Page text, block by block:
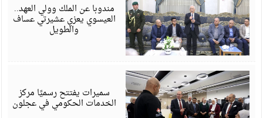
مندوبا عن الملك وولي العهد..
العيسوي يعزي عشيرتي عساف
والطويل
سميرات يفتتح رسميًا مركز
الخدمات الحكومي في عجلون